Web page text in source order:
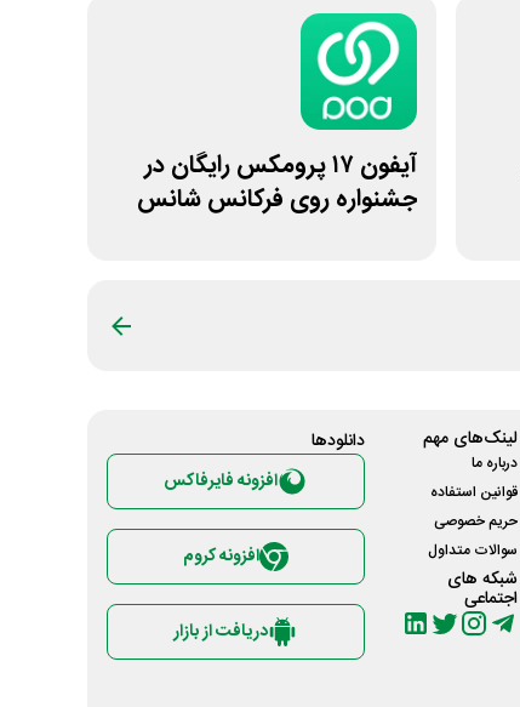
آیفون ۱۷ پرومکس رایگان در
جشنواره روی فرکانس شانس
لینک‌های مهم
درباره ما
قوانین استفاده
حریم خصوصی
سوالات متداول
شبکه های
اجتماعی
دانلود‌ها
افزونه فایرفاکس
افزونه کروم
دریافت از بازار